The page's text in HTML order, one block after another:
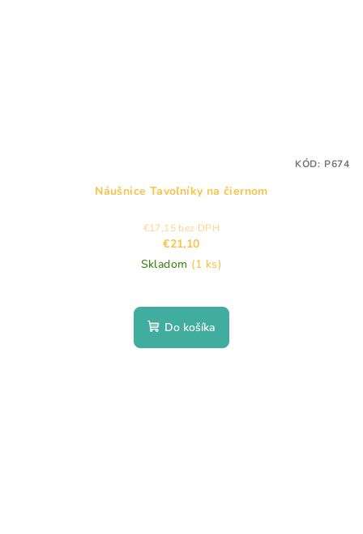
Náušnice Tavoľníky na čiernom
€17,15 bez DPH
€21,10
Skladom (1 ks)
Do košíka
KÓD: P674